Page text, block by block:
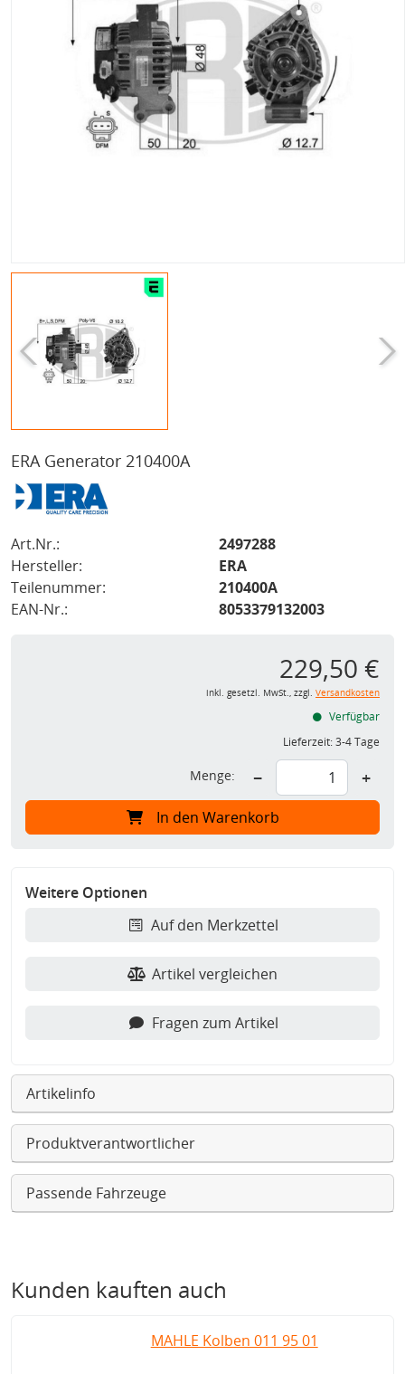
ERA Generator 210400A
Art.Nr.:
2497288
Hersteller:
ERA
Teilenummer:
210400A
EAN-Nr.:
8053379132003
229,50 €
inkl. gesetzl. MwSt., zzgl. Versandkosten
Verfügbar
Lieferzeit:3-4 Tage
Menge: − +
In den Warenkorb
Weitere Optionen
Auf den Merkzettel
Artikel vergleichen
Fragen zum Artikel
Artikelinfo
Produktverantwortlicher
Passende Fahrzeuge
Kunden kauften auch
MAHLE Kolben 011 95 01